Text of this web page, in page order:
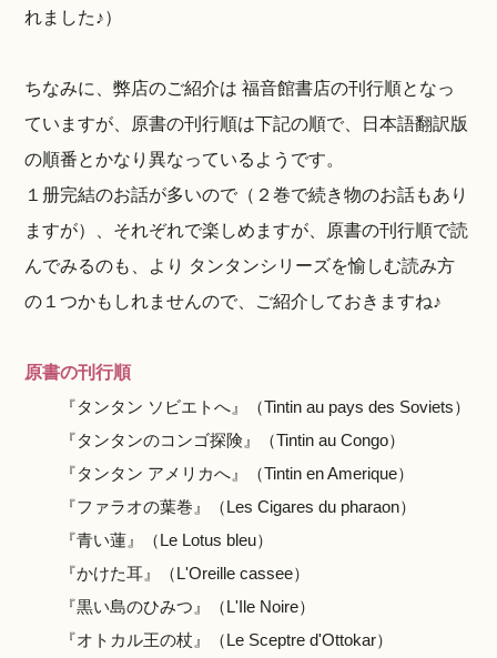
れました♪）
ちなみに、弊店のご紹介は 福音館書店の刊行順となっ
ていますが、原書の刊行順は下記の順で、日本語翻訳版
の順番とかなり異なっているようです。
１册完結のお話が多いので（２巻で続き物のお話もあり
ますが）、それぞれで楽しめますが、原書の刊行順で読
んでみるのも、より タンタンシリーズを愉しむ読み方
の１つかもしれませんので、ご紹介しておきますね♪
原書の刊行順
『タンタン ソビエトへ』（Tintin au pays des Soviets）
『タンタンのコンゴ探険』（Tintin au Congo）
『タンタン アメリカへ』（Tintin en Amerique）
『ファラオの葉巻』（Les Cigares du pharaon）
『青い蓮』（Le Lotus bleu）
『かけた耳』（L'Oreille cassee）
『黒い島のひみつ』（L'Ile Noire）
『オトカル王の杖』（Le Sceptre d'Ottokar）